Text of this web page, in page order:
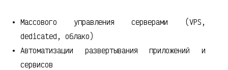
Массового управления серверами (VPS,
dedicated, облако)
Автоматизации развертывания приложений и
сервисов